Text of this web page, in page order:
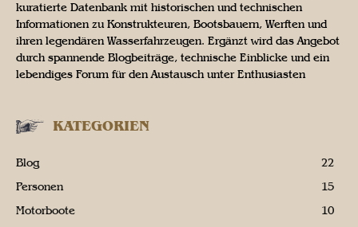
kuratierte Datenbank mit historischen und technischen
Informationen zu Konstrukteuren, Bootsbauern, Werften und
ihren legendären Wasserfahrzeugen. Ergänzt wird das Angebot
durch spannende Blogbeiträge, technische Einblicke und ein
lebendiges Forum für den Austausch unter Enthusiasten
KATEGORIEN
Blog
22
Personen
15
Motorboote
10